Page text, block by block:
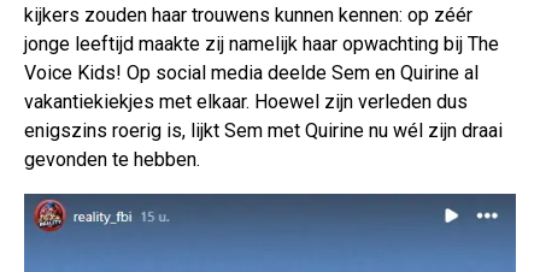
kijkers zouden haar trouwens kunnen kennen: op zéér
jonge leeftijd maakte zij namelijk haar opwachting bij The
Voice Kids! Op social media deelde Sem en Quirine al
vakantiekiekjes met elkaar. Hoewel zijn verleden dus
enigszins roerig is, lijkt Sem met Quirine nu wél zijn draai
gevonden te hebben.